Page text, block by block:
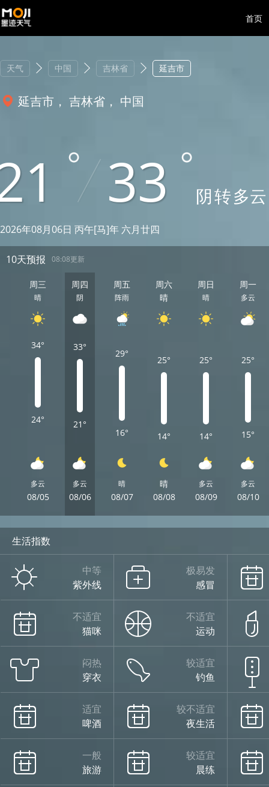
首页
天气 中国 吉林省 延吉市
延吉市， 吉林省， 中国
33 阴转多云
2026年08月06日 丙午[马]年 六月廿四
10天预报 08:08更新
周三
晴
34°
24°
多云
08/05
周四
阴
33°
21°
多云
08/06
周五
阵雨
29°
16°
晴
08/07
周六
晴
25°
14°
晴
08/08
周日
晴
25°
14°
多云
08/09
周一
多云
25°
15°
多云
08/10
生活指数
中等
紫外线
极易发
感冒
不适宜
猫咪
不适宜
运动
闷热
穿衣
较适宜
钓鱼
适宜
啤酒
较不适宜
夜生活
一般
旅游
较适宜
晨练